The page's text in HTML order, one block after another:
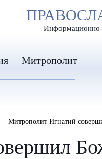
ШРИФТА А
Информационно-
Митрополит
Митрополит Игнатий